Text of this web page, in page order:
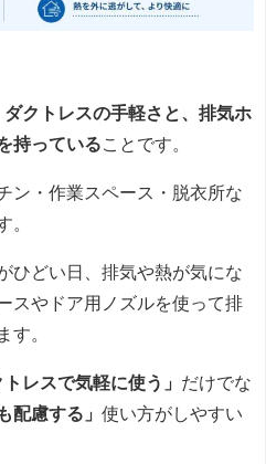
ダクトレスの手軽さと、排気ホ
持っている ことです。
ン・作業スペース・脱衣所な
。
ひどい日、排気や熱が気にな
スやドア用ノズルを使って排
す。
トレスで気軽に使う」 だけでな
配慮する」 使い方がしやすい